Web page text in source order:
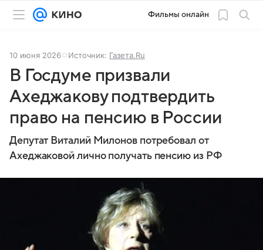
Фильмы онлайн
10 июня 2026 Источник: Газета.Ru
В Госдуме призвали
Ахеджакову подтвердить
право на пенсию в России
Депутат Виталий Милонов потребовал от
Ахеджаковой лично получать пенсию из РФ